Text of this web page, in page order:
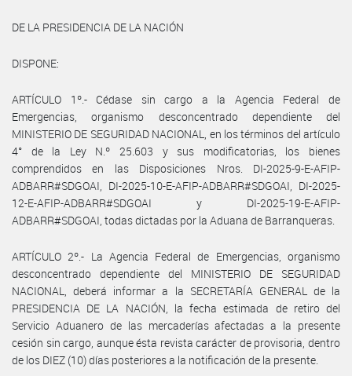
DE LA PRESIDENCIA DE LA NACIÓN
DISPONE:
ARTÍCULO 1º.- Cédase sin cargo a la Agencia Federal de
Emergencias, organismo desconcentrado dependiente del
MINISTERIO DE SEGURIDAD NACIONAL, en los términos del artículo
4° de la Ley N.º 25.603 y sus modificatorias, los bienes
comprendidos en las Disposiciones Nros. DI-2025-9-E-AFIP-
ADBARR#SDGOAI, DI-2025-10-E-AFIP-ADBARR#SDGOAI, DI-2025-
12-E-AFIP-ADBARR#SDGOAI y DI-2025-19-E-AFIP-
ADBARR#SDGOAI, todas dictadas por la Aduana de Barranqueras.
ARTÍCULO 2º.- La Agencia Federal de Emergencias, organismo
desconcentrado dependiente del MINISTERIO DE SEGURIDAD
NACIONAL, deberá informar a la SECRETARÍA GENERAL de la
PRESIDENCIA DE LA NACIÓN, la fecha estimada de retiro del
Servicio Aduanero de las mercaderías afectadas a la presente
cesión sin cargo, aunque ésta revista carácter de provisoria, dentro
de los DIEZ (10) días posteriores a la notificación de la presente.